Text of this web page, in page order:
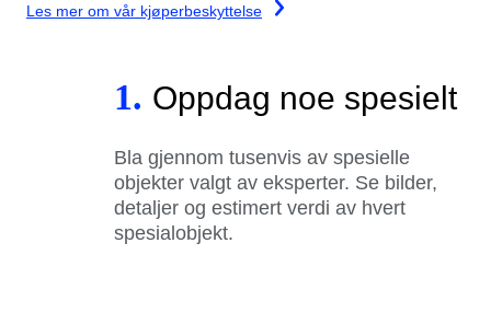
Les mer om vår kjøperbeskyttelse
1. Oppdag noe spesielt
Bla gjennom tusenvis av spesielle
objekter valgt av eksperter. Se bilder,
detaljer og estimert verdi av hvert
spesialobjekt.